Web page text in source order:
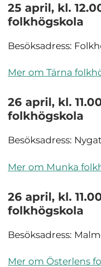
25 april, kl.
folkhögskola
Besöksadress:
Mer om Tärna
26 april, kl.
folkhögskola
Besöksadress:
Mer om Munka
26 april, kl.
folkhögskola
Besöksadress:
Mer om Österlens